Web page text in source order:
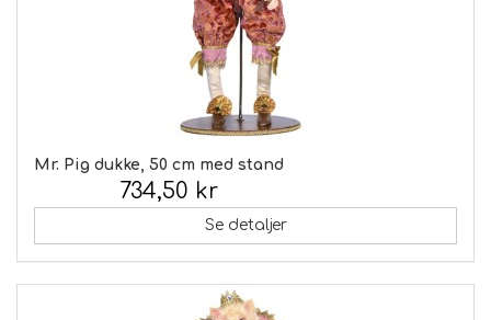
Mr. Pig dukke, 50 cm med stand
734,50 kr
Se detaljer